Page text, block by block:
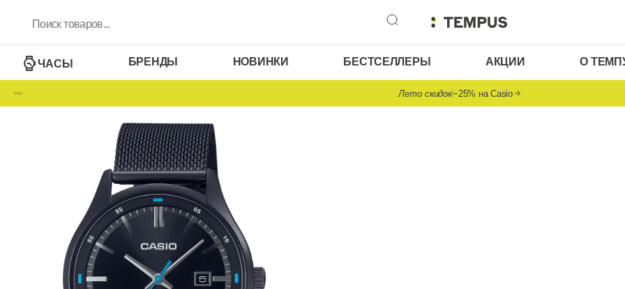
ЧАСЫ БРЕНДЫ НОВИНКИ БЕСТСЕЛЛЕРЫ АКЦИИ О
Лето скидок−25% на Casio